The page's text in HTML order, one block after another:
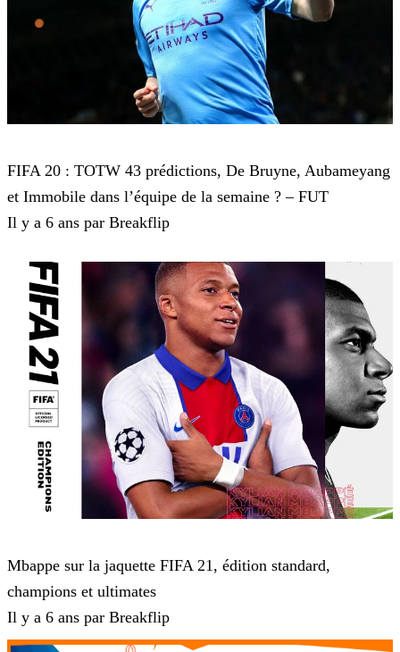
FIFA 20 : TOTW 43 prédictions, De Bruyne, Aubameyang
et Immobile dans l’équipe de la semaine ? – FUT
Il y a 6 ans par Breakflip
Mbappe sur la jaquette FIFA 21, édition standard,
champions et ultimates
Il y a 6 ans par Breakflip